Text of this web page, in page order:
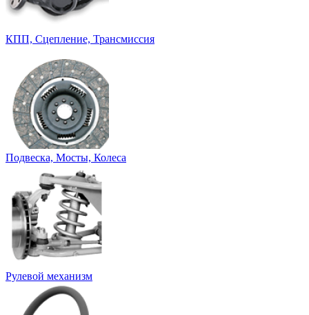
КПП, Сцепление, Трансмиссия
Подвеска, Мосты, Колеса
Рулевой механизм